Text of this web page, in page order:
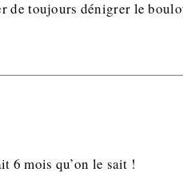
toujours dénigrer le
6 mois qu’on le sait !